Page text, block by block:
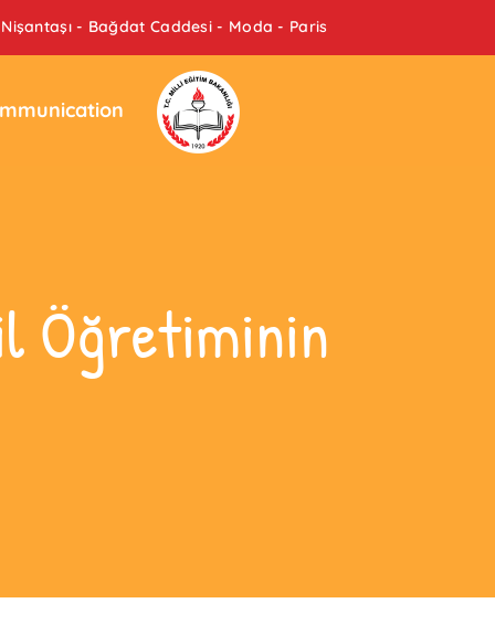
Nişantaşı - Bağdat Caddesi - Moda - Paris
Öğretiminin